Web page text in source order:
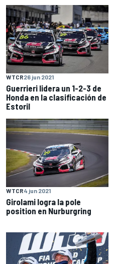
WTCR26 jun 2021
Guerrieri lidera un 1-2-3 de
Honda en la clasificación de
Estoril
WTCR4 jun 2021
Girolami logra la pole
position en Nurburgring